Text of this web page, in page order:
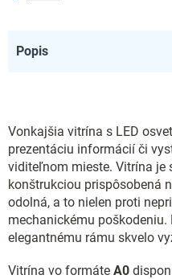
Popis
Vonkajšia vitrína s LED
prezentáciu informácií či
viditeľnom mieste. Vitrína je
konštrukciou prispôsobená
odolná, a to nielen proti
mechanickému
elegantnému rámu skvelo
Vitrína vo formáte A0